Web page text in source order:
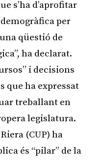
s’ha d’aprofitar
per
qüestió de
ha declarat.
i decisions
que ha expressat
treballant en
legislatura.
(CUP) ha
és “pilar” de la